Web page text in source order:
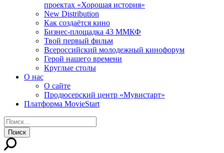
проектах «Хорошая история»
New Distribution
Как создаётся кино
Бизнес-площадка 43 ММКФ
Твой первый фильм
Всероссийский молодежный кинофорум
Герой нашего времени
Круглые столы
О нас
О сайте
Продюсерский центр «Мувистарт»
Платформа MovieStart